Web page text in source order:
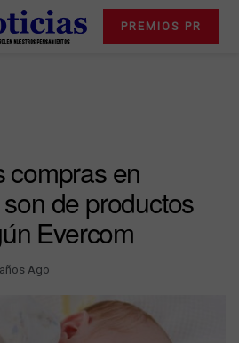
PREMIOS PR
compras en
de productos
Evercom
Ago